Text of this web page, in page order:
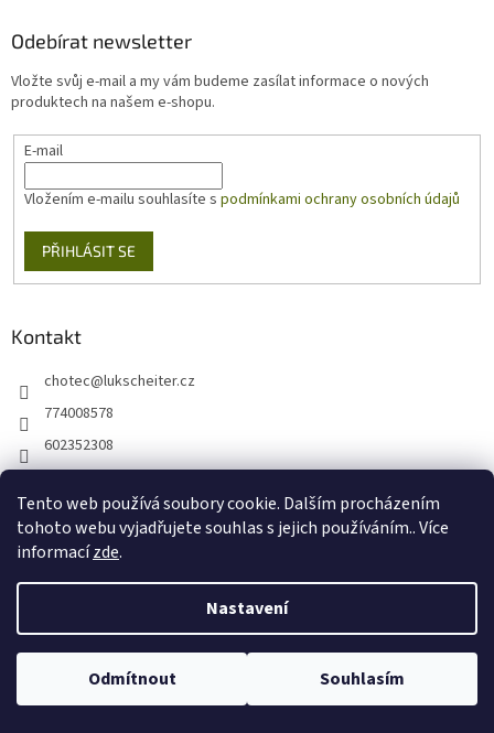
Tento web používá soubory cookie. Dalším procházením
tohoto webu vyjadřujete souhlas s jejich používáním.. Více
informacízde.
Nastavení
Odmítnout Souhlasím
Odebírat newsletter
Vložte svůj e-mail a my vám budeme zasílat informace o nových
produktech na našem e-shopu.
E-mail
Vložením e-mailu souhlasíte s podmínkami ochrany osobních údajů
PŘIHLÁSIT SE
Kontakt
chotec@lukscheiter.cz
774008578
602352308
https://www.facebook.com/kytkychotec
+420774008578
Vytvořil Shoptet
Copyright 2026Lukscheiter E-SHOP . Všechna práva vyhrazena.